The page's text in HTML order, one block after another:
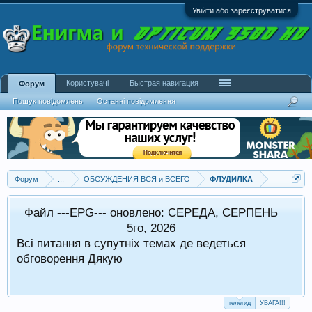
Увійти або зареєструватися
Форум ОБСУЖДЕНИЯ ВСЯ и ВСЕГО ФЛУДИЛКА
стандартному режимі.
в супутніх темах
Файл ---EPG--- оновлено: СЕРЕДА, СЕРПЕНЬ
5го, 2026
Всі питання в супутніх темах де ведеться
обговорення Дякую
телегид УВАГА!!!
Форум
Пошук повідомлень Останні повідомлення
Користувачі Быстрая навигация